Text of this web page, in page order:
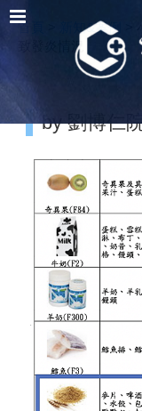
首頁 新知&案例
致發炎情況
by 劉博仁